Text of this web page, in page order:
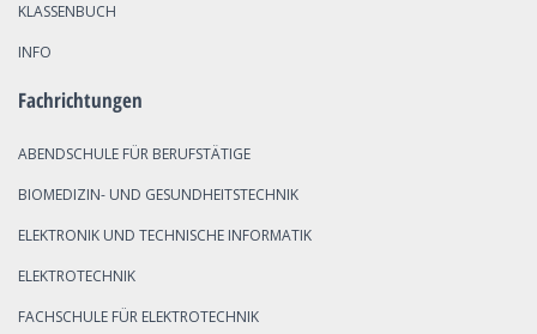
KLASSENBUCH
INFO
Fachrichtungen
ABENDSCHULE FÜR BERUFSTÄTIGE
BIOMEDIZIN- UND GESUNDHEITSTECHNIK
ELEKTRONIK UND TECHNISCHE INFORMATIK
ELEKTROTECHNIK
FACHSCHULE FÜR ELEKTROTECHNIK